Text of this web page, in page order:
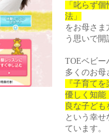
「叱らず
法」
をお母さま
う思いで開
TOEベビー
多くのお母
『子育て
優しく知能
良な子ども
という幸せ
ています。